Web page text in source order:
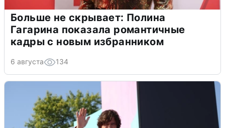
Больше не скрывает: Полина
Гагарина показала романтичные
кадры с новым избранником
6 августа 134